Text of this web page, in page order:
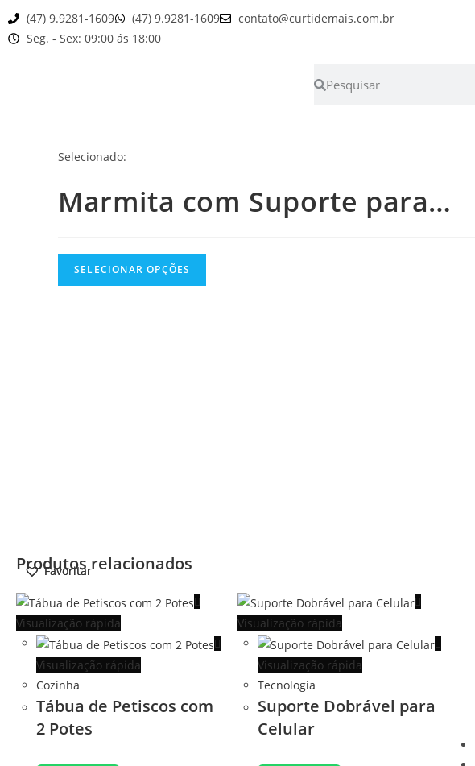
(47) 9.9281-1609 (47) 9.9281-1609
contato@curtidemais.com.br
Seg. - Sex: 09:00 ás 18:00
Selecionado:
Marmita com Suporte para…
SELECIONAR OPÇÕES
Produtos relacionados
Favoritar
Visualização rápida
Visualização rápida
Cozinha
Tábua de Petiscos com
2 Potes
Favoritar
Visualização rápida
Visualização rápida
Tecnologia
Suporte Dobrável para
Celular